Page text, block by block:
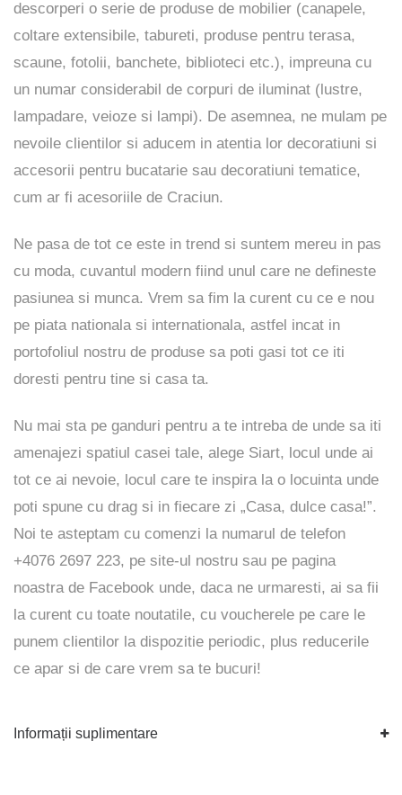
descorperi o serie de produse de mobilier (canapele,
coltare extensibile, tabureti, produse pentru terasa,
scaune, fotolii, banchete, biblioteci etc.), impreuna cu
un numar considerabil de corpuri de iluminat (lustre,
lampadare, veioze si lampi). De asemnea, ne mulam pe
nevoile clientilor si aducem in atentia lor decoratiuni si
accesorii pentru bucatarie sau decoratiuni tematice,
cum ar fi acesoriile de Craciun.
Ne pasa de tot ce este in trend si suntem mereu in pas
cu moda, cuvantul modern fiind unul care ne defineste
pasiunea si munca. Vrem sa fim la curent cu ce e nou
pe piata nationala si internationala, astfel incat in
portofoliul nostru de produse sa poti gasi tot ce iti
doresti pentru tine si casa ta.
Nu mai sta pe ganduri pentru a te intreba de unde sa iti
amenajezi spatiul casei tale, alege Siart, locul unde ai
tot ce ai nevoie, locul care te inspira la o locuinta unde
poti spune cu drag si in fiecare zi „Casa, dulce casa!”.
Noi te asteptam cu comenzi la numarul de telefon
+4076 2697 223, pe site-ul nostru sau pe pagina
noastra de Facebook unde, daca ne urmaresti, ai sa fii
la curent cu toate noutatile, cu voucherele pe care le
punem clientilor la dispozitie periodic, plus reducerile
ce apar si de care vrem sa te bucuri!
Informații suplimentare